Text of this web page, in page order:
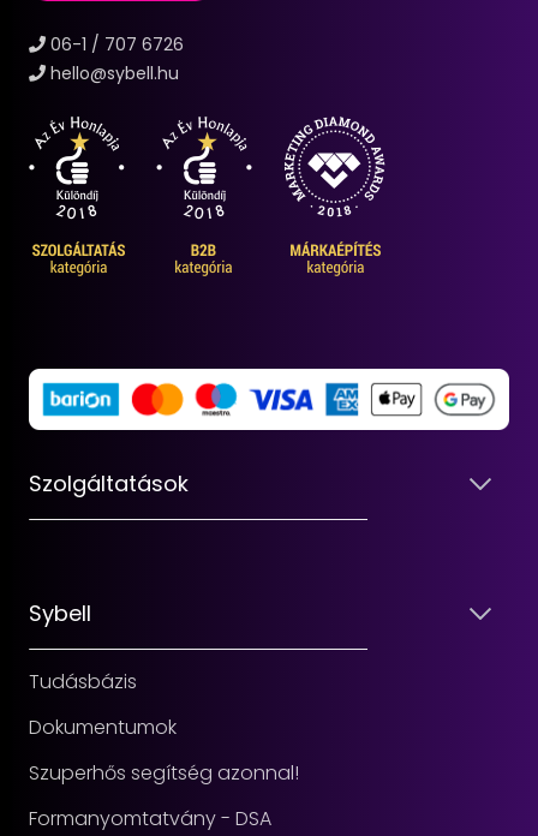
06-1 / 707 6726
hello@sybell.hu
Szolgáltatások
Sybell
Tudásbázis
Dokumentumok
Szuperhős segítség azonnal!
Formanyomtatvány - DSA